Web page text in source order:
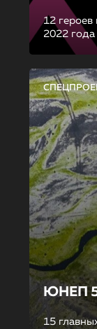
12 героев
2022 года
ЮНЕП
15